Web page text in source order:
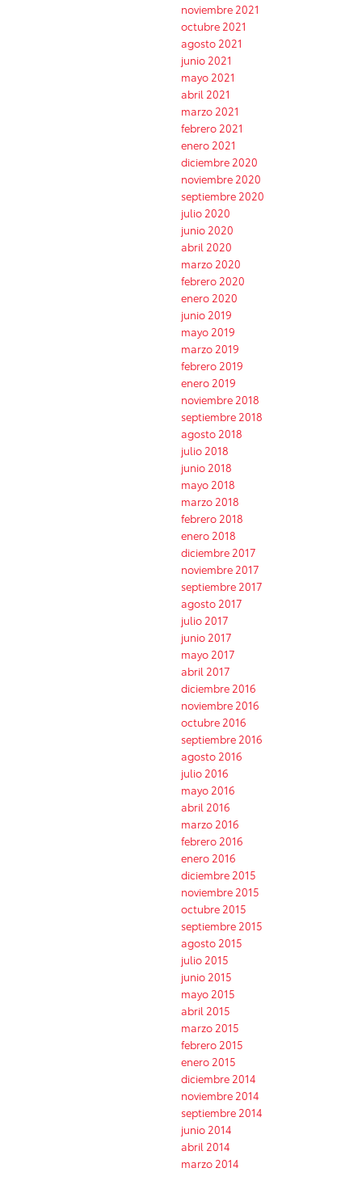
noviembre 2021
octubre 2021
agosto 2021
junio 2021
mayo 2021
abril 2021
marzo 2021
febrero 2021
enero 2021
diciembre 2020
noviembre 2020
septiembre 2020
julio 2020
junio 2020
abril 2020
marzo 2020
febrero 2020
enero 2020
junio 2019
mayo 2019
marzo 2019
febrero 2019
enero 2019
noviembre 2018
septiembre 2018
agosto 2018
julio 2018
junio 2018
mayo 2018
marzo 2018
febrero 2018
enero 2018
diciembre 2017
noviembre 2017
septiembre 2017
agosto 2017
julio 2017
junio 2017
mayo 2017
abril 2017
diciembre 2016
noviembre 2016
octubre 2016
septiembre 2016
agosto 2016
julio 2016
mayo 2016
abril 2016
marzo 2016
febrero 2016
enero 2016
diciembre 2015
noviembre 2015
octubre 2015
septiembre 2015
agosto 2015
julio 2015
junio 2015
mayo 2015
abril 2015
marzo 2015
febrero 2015
enero 2015
diciembre 2014
noviembre 2014
septiembre 2014
junio 2014
abril 2014
marzo 2014